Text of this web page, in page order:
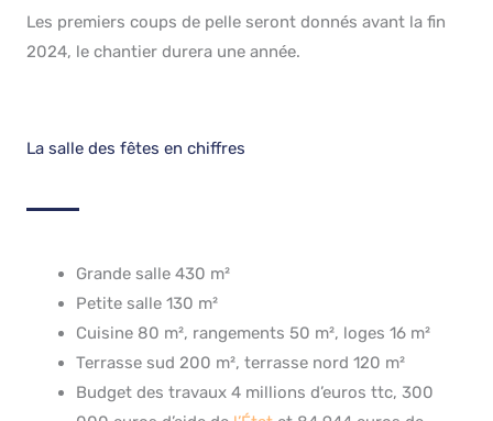
Les premiers coups de pelle seront donnés avant la fin
2024, le chantier durera une année.
La salle des fêtes en chiffres
Grande salle 430 m²
Petite salle 130 m²
Cuisine 80 m², rangements 50 m², loges 16 m²
Terrasse sud 200 m², terrasse nord 120 m²
Budget des travaux 4 millions d’euros ttc, 300